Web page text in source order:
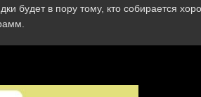
будет в пору тому, кто собирается